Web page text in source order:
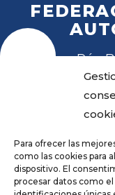
Para ofrecer las
como las cookies para
dispositivo. El
procesar datos como
Rúa